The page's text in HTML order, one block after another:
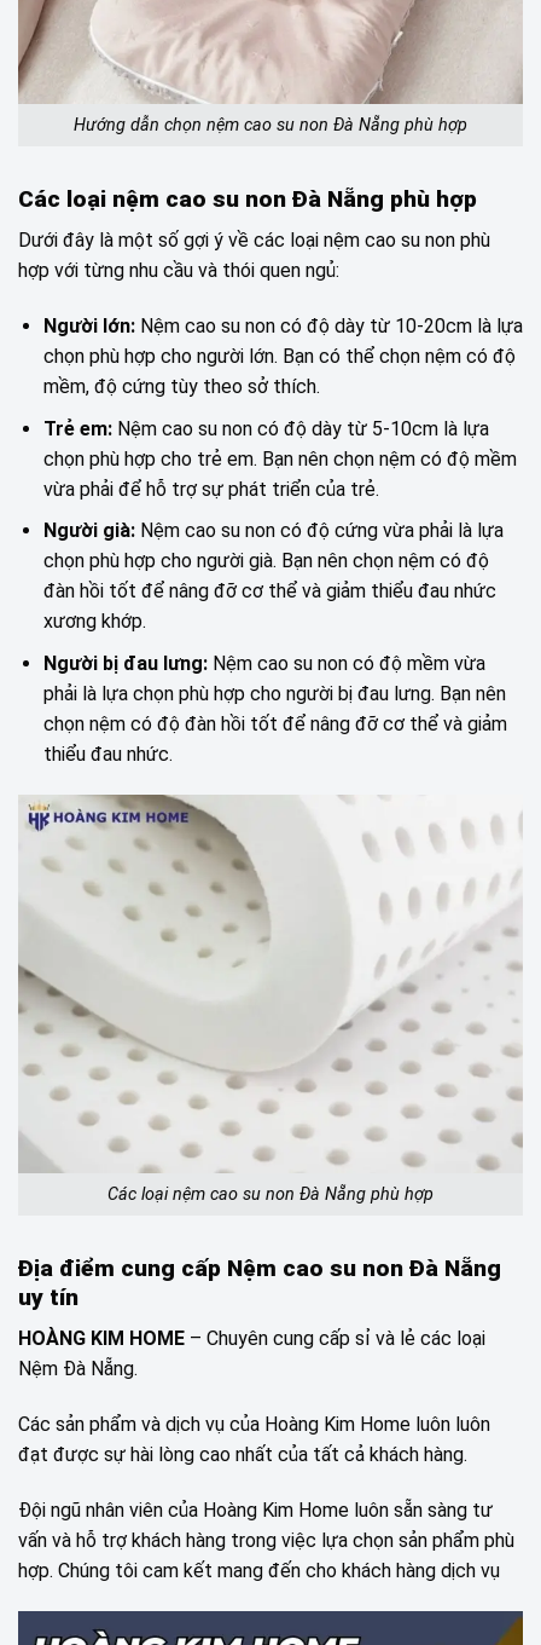
Hướng dẫn chọn nệm cao su non Đà Nẵng phù hợp
Các loại nệm cao su non Đà Nẵng phù hợp
Dưới đây là một số gợi ý về các loại nệm cao su non phù
hợp với từng nhu cầu và thói quen ngủ:
Người lớn:Nệm cao su non có độ dày từ 10-20cm là lựa
chọn phù hợp cho người lớn. Bạn có thể chọn nệm có độ
mềm, độ cứng tùy theo sở thích.
Trẻ em:Nệm cao su non có độ dày từ 5-10cm là lựa
chọn phù hợp cho trẻ em. Bạn nên chọn nệm có độ mềm
vừa phải để hỗ trợ sự phát triển của trẻ.
Người già:Nệm cao su non có độ cứng vừa phải là lựa
chọn phù hợp cho người già. Bạn nên chọn nệm có độ
đàn hồi tốt để nâng đỡ cơ thể và giảm thiểu đau nhức
xương khớp.
Người bị đau lưng:Nệm cao su non có độ mềm vừa
phải là lựa chọn phù hợp cho người bị đau lưng. Bạn nên
chọn nệm có độ đàn hồi tốt để nâng đỡ cơ thể và giảm
thiểu đau nhức.
Các loại nệm cao su non Đà Nẵng phù hợp
Địa điểm cung cấp Nệm cao su non Đà Nẵng
uy tín
HOÀNG KIM HOME – Chuyên cung cấp sỉ và lẻ các loại
Nệm Đà Nẵng.
Các sản phẩm và dịch vụ của Hoàng Kim Home luôn luôn
đạt được sự hài lòng cao nhất của tất cả khách hàng.
Đội ngũ nhân viên của Hoàng Kim Home luôn sẵn sàng tư
vấn và hỗ trợ khách hàng trong việc lựa chọn sản phẩm phù
hợp. Chúng tôi cam kết mang đến cho khách hàng dịch vụ